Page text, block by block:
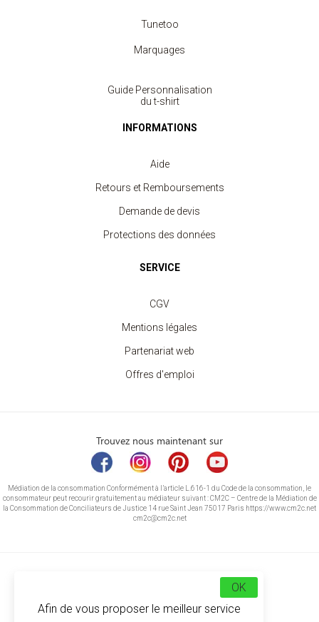
Tunetoo
Marquages
Guide Personnalisation
du t-shirt
INFORMATIONS
Aide
Retours et Remboursements
Demande de devis
Protections des données
SERVICE
CGV
Mentions légales
Partenariat web
Offres d'emploi
Trouvez nous maintenant sur
Médiation de la consommation Conformément à l’article L.616-1 du Code de la consommation, le
consommateur peut recourir gratuitement au médiateur suivant : CM2C – Centre de la Médiation de
la Consommation de Conciliateurs de Justice 14 rue Saint Jean 75017 Paris https://www.cm2c.net
cm2c@cm2c.net
Afin de vous proposer le meilleur service
OK